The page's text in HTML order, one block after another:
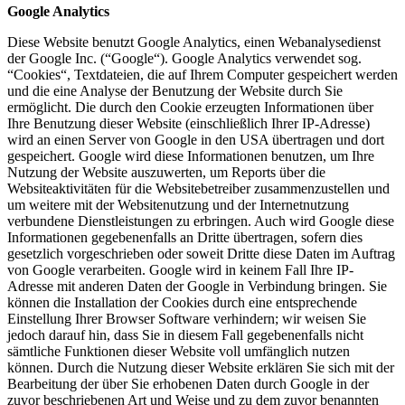
Google Analytics
Diese Website benutzt Google Analytics, einen Webanalysedienst
der Google Inc. (“Google“). Google Analytics verwendet sog.
“Cookies“, Textdateien, die auf Ihrem Computer gespeichert werden
und die eine Analyse der Benutzung der Website durch Sie
ermöglicht. Die durch den Cookie erzeugten Informationen über
Ihre Benutzung dieser Website (einschließlich Ihrer IP-Adresse)
wird an einen Server von Google in den USA übertragen und dort
gespeichert. Google wird diese Informationen benutzen, um Ihre
Nutzung der Website auszuwerten, um Reports über die
Websiteaktivitäten für die Websitebetreiber zusammenzustellen und
um weitere mit der Websitenutzung und der Internetnutzung
verbundene Dienstleistungen zu erbringen. Auch wird Google diese
Informationen gegebenenfalls an Dritte übertragen, sofern dies
gesetzlich vorgeschrieben oder soweit Dritte diese Daten im Auftrag
von Google verarbeiten. Google wird in keinem Fall Ihre IP-
Adresse mit anderen Daten der Google in Verbindung bringen. Sie
können die Installation der Cookies durch eine entsprechende
Einstellung Ihrer Browser Software verhindern; wir weisen Sie
jedoch darauf hin, dass Sie in diesem Fall gegebenenfalls nicht
sämtliche Funktionen dieser Website voll umfänglich nutzen
können. Durch die Nutzung dieser Website erklären Sie sich mit der
Bearbeitung der über Sie erhobenen Daten durch Google in der
zuvor beschriebenen Art und Weise und zu dem zuvor benannten